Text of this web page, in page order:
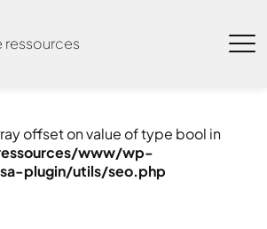
offset on value of type bool in
www/wp-
plugin/utils/seo.php
ressources